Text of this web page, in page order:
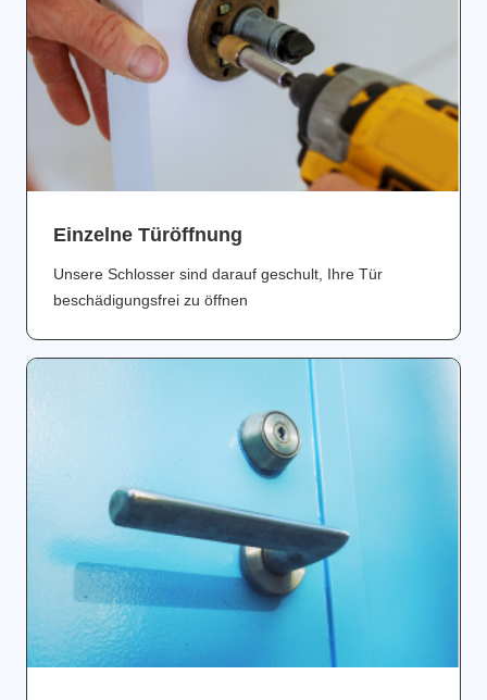
Einzelne Türöffnung
Unsere Schlosser sind darauf geschult, Ihre Tür
beschädigungsfrei zu öffnen